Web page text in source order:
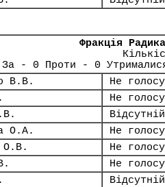
Фракція
За - 0 Проти - 0
В.В.
Не
Не
Відсутній
О.А.
Не
О.В.
Не
Не
Відсутній